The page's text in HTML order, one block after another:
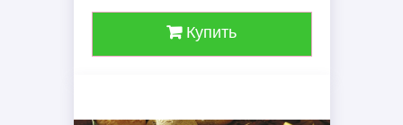
Купить